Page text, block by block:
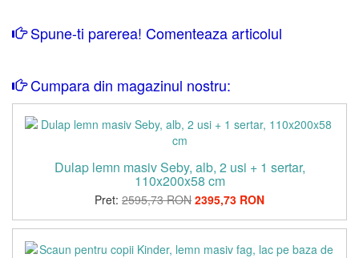
Spune-ti parerea! Comenteaza articolul
Cumpara din magazinul nostru:
Dulap lemn masiv Seby, alb, 2 usi + 1 sertar,
110x200x58 cm
Pret: 2595,73 RON 2395,73 RON